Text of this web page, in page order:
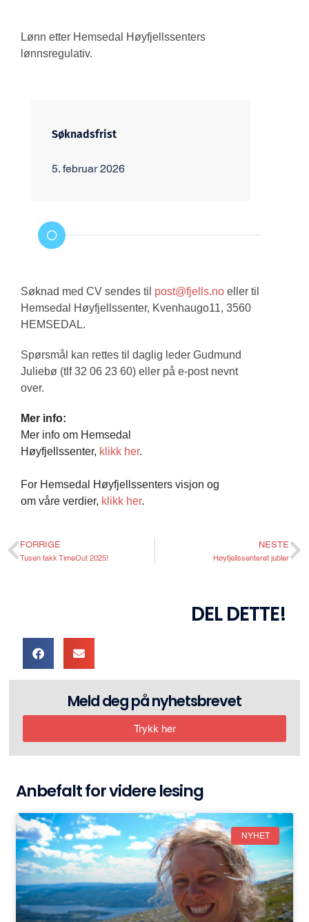
Lønn etter Hemsedal Høyfjellssenters
lønnsregulativ.
Søknadsfrist
5. februar 2026
Søknad med CV sendes til post@fjells.no eller til
Hemsedal Høyfjellssenter, Kvenhaugo11, 3560
HEMSEDAL.
Spørsmål kan rettes til daglig leder Gudmund
Juliebø (tlf 32 06 23 60) eller på e-post nevnt
over.
Mer info:
Mer info om Hemsedal
Høyfjellssenter, klikk her.
For Hemsedal Høyfjellssenters visjon og
om våre verdier, klikk her.
FORRIGE
Tusen takk TimeOut 2025!
NESTE
Høyfjellssenteret jubler
DEL DETTE!
Meld deg på nyhetsbrevet
Trykk her
Anbefalt for videre lesing
NYHET